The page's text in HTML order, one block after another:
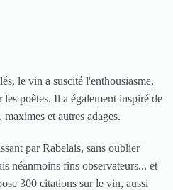
le vin a suscité l'enthousiasme,
poètes. Il a également inspiré de
et autres adages.
par Rabelais, sans oublier
néanmoins fins observateurs... et
300 citations sur le vin, aussi